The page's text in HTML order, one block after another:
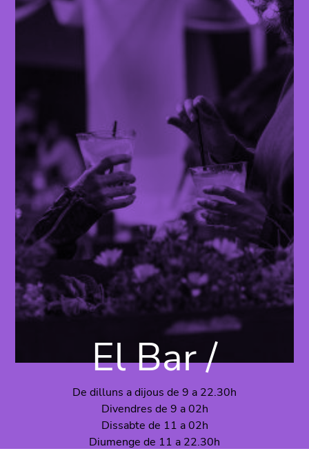
El Bar /
De dilluns a dijous de 9 a 22.30h
Divendres de 9 a 02h
Dissabte de 11 a 02h
Diumenge de 11 a 22.30h